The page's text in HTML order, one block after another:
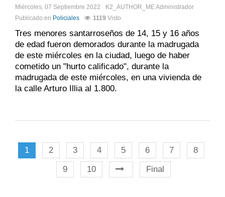
Miércoles, 07 Septiembre 2022 K2_AUTHOR_MEAdministrador
Publicado en Policiales 1119 Visto
Tres menores santarroseños de 14, 15 y 16 años
de edad fueron demorados durante la madrugada
de este miércoles en la ciudad, luego de haber
cometido un "hurto calificado", durante la
madrugada de este miércoles, en una vivienda de
la calle Arturo Illia al 1.800.
1 2 3 4 5 6 7
8
9
10 Final